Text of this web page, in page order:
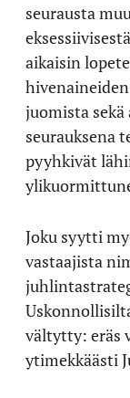
seurausta
aikaisin
juomista
seurauksena
pyyhkivät
Joku syytti
vastaajista
vältytty: eräs
ytimekkäästi